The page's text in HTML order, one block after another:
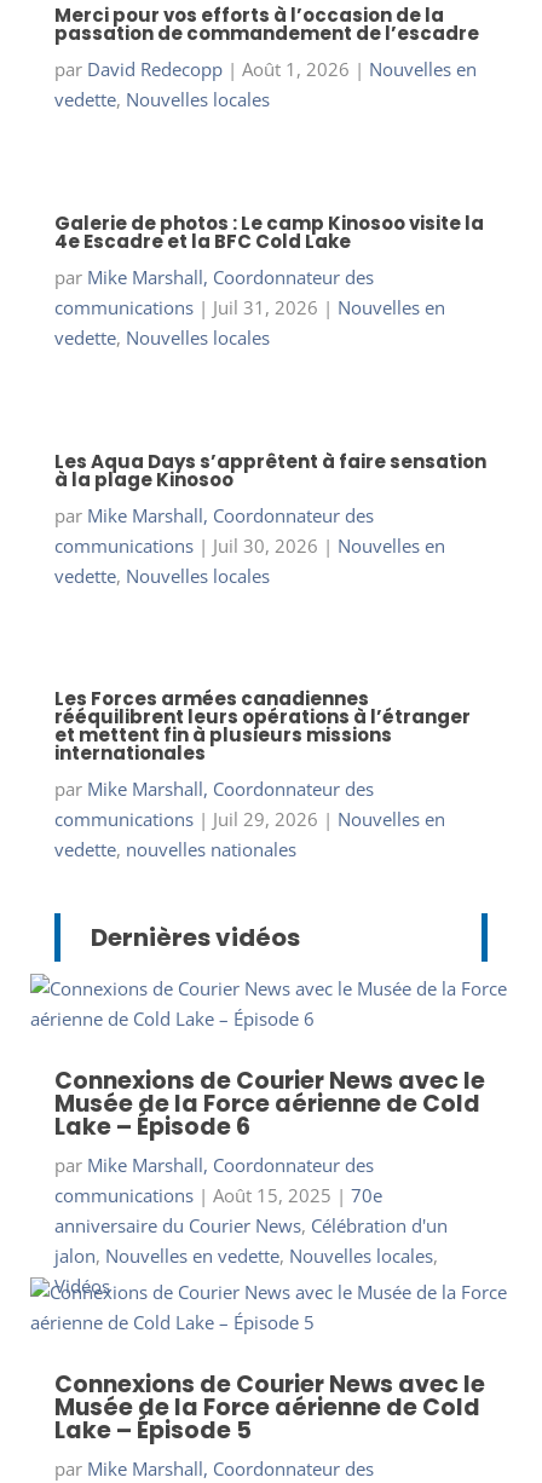
Merci pour vos efforts à l’occasion de la
passation de commandement de l’escadre
par David Redecopp| Août 1, 2026 | Nouvelles en
vedette, Nouvelles locales
Galerie de photos : Le camp Kinosoo visite la
4e Escadre et la BFC Cold Lake
par Mike Marshall, Coordonnateur des
communications| Juil 31, 2026 | Nouvelles en
vedette, Nouvelles locales
Les Aqua Days s’apprêtent à faire sensation
à la plage Kinosoo
par Mike Marshall, Coordonnateur des
communications| Juil 30, 2026 | Nouvelles en
vedette, Nouvelles locales
Les Forces armées canadiennes
rééquilibrent leurs opérations à l’étranger
et mettent fin à plusieurs missions
internationales
par Mike Marshall, Coordonnateur des
communications| Juil 29, 2026 | Nouvelles en
vedette, nouvelles nationales
Dernières vidéos
Connexions de Courier News avec le
Musée de la Force aérienne de Cold
Lake – Épisode 6
par Mike Marshall, Coordonnateur des
communications| Août 15, 2025 | 70e
anniversaire du Courier News, Célébration d'un
jalon, Nouvelles en vedette, Nouvelles locales,
Vidéos
Connexions de Courier News avec le
Musée de la Force aérienne de Cold
Lake – Épisode 5
par Mike Marshall, Coordonnateur des